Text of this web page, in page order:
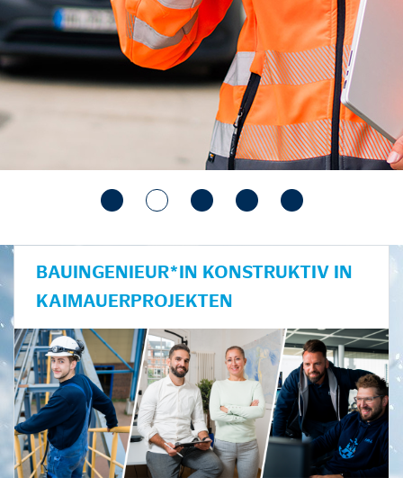
BAUINGENIEUR*IN KONSTRUKTIV IN
KAIMAUERPROJEKTEN